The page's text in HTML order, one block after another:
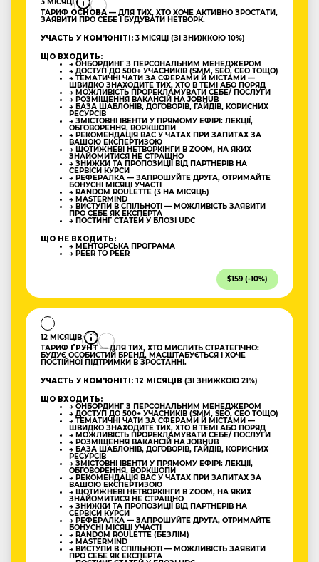
ТАРИФ ОСНОВА — ДЛЯ ТИХ, ХТО ХОЧЕ АКТИВНО ЗРОСТАТИ,
ЗАЯВИТИ ПРО СЕБЕ І БУДУВАТИ НЕТВОРК.
УЧАСТЬ У КОМʼЮНІТІ: 3 МІСЯЦІ (ЗІ ЗНИЖКОЮ 10%)
ЩО ВХОДИТЬ:
→ ОНБОРДИНГ З ПЕРСОНАЛЬНИМ МЕНЕДЖЕРОМ
→ ДОСТУП ДО 500+ УЧАСНИКІВ (SMM, SEO, CEO ТОЩО)
→ ТЕМАТИЧНІ ЧАТИ ЗА СФЕРАМИ Й МІСТАМИ —
ШВИДКО ЗНАХОДИТЕ ТИХ, ХТО В ТЕМІ АБО ПОРЯД
→ МОЖЛИВІСТЬ ПРОРЕКЛАМУВАТИ СЕБЕ/ ПОСЛУГИ
→ РОЗМІЩЕННЯ ВАКАНСІЙ НА JOBHUB
→ БАЗА ШАБЛОНІВ, ДОГОВОРІВ, ГАЙДІВ, КОРИСНИХ
РЕСУРСІВ
→ ЗМІСТОВНІ ІВЕНТИ У ПРЯМОМУ ЕФІРІ: ЛЕКЦІЇ,
ОБГОВОРЕННЯ, ВОРКШОПИ
→ РЕКОМЕНДАЦІЯ ВАС У ЧАТАХ ПРИ ЗАПИТАХ ЗА
ВАШОЮ ЕКСПЕРТИЗОЮ
→ ЩОТИЖНЕВІ НЕТВОРКІНГИ В ZOOM, НА ЯКИХ
ЗНАЙОМИТИСЯ НЕ СТРАШНО
→ ЗНИЖКИ ТА ПРОПОЗИЦІЇ ВІД ПАРТНЕРІВ НА
СЕРВІСИ КУРСИ
→ РЕФЕРАЛКА — ЗАПРОШУЙТЕ ДРУГА, ОТРИМАЙТЕ
БОНУСНІ МІСЯЦІ УЧАСТІ
→ RANDOM ROULETTE (3 НА МІСЯЦЬ)
→ MASTERMIND
→ ВИСТУПИ В СПІЛЬНОТІ — МОЖЛИВІСТЬ ЗАЯВИТИ
ПРО СЕБЕ ЯК ЕКСПЕРТА
→ ПОСТИНГ СТАТЕЙ У БЛОЗІ UDC
ЩО НЕ ВХОДИТЬ:
→ МЕНТОРСЬКА ПРОГРАМА
→ PEER TO PEER
$159 (-10%)
12 МІСЯЦІВ
ТАРИФ ҐРУНТ — ДЛЯ ТИХ, ХТО МИСЛИТЬ СТРАТЕГІЧНО:
БУДУЄ ОСОБИСТИЙ БРЕНД, МАСШТАБУЄТЬСЯ І ХОЧЕ
ПОСТІЙНОЇ ПІДТРИМКИ В ЗРОСТАННІ.
УЧАСТЬ У КОМʼЮНІТІ: 12 МІСЯЦІВ (ЗІ ЗНИЖКОЮ 21%)
ЩО ВХОДИТЬ:
→ ОНБОРДИНГ З ПЕРСОНАЛЬНИМ МЕНЕДЖЕРОМ
→ ДОСТУП ДО 500+ УЧАСНИКІВ (SMM, SEO, CEO ТОЩО)
→ ТЕМАТИЧНІ ЧАТИ ЗА СФЕРАМИ Й МІСТАМИ —
ШВИДКО ЗНАХОДИТЕ ТИХ, ХТО В ТЕМІ АБО ПОРЯД
→ МОЖЛИВІСТЬ ПРОРЕКЛАМУВАТИ СЕБЕ/ ПОСЛУГИ
→ РОЗМІЩЕННЯ ВАКАНСІЙ НА JOBHUB
→ БАЗА ШАБЛОНІВ, ДОГОВОРІВ, ГАЙДІВ, КОРИСНИХ
РЕСУРСІВ
→ ЗМІСТОВНІ ІВЕНТИ У ПРЯМОМУ ЕФІРІ: ЛЕКЦІЇ,
ОБГОВОРЕННЯ, ВОРКШОПИ
→ РЕКОМЕНДАЦІЯ ВАС У ЧАТАХ ПРИ ЗАПИТАХ ЗА
ВАШОЮ ЕКСПЕРТИЗОЮ
→ ЩОТИЖНЕВІ НЕТВОРКІНГИ В ZOOM, НА ЯКИХ
ЗНАЙОМИТИСЯ НЕ СТРАШНО
→ ЗНИЖКИ ТА ПРОПОЗИЦІЇ ВІД ПАРТНЕРІВ НА
СЕРВІСИ КУРСИ
→ РЕФЕРАЛКА — ЗАПРОШУЙТЕ ДРУГА, ОТРИМАЙТЕ
БОНУСНІ МІСЯЦІ УЧАСТІ
→ RANDOM ROULETTE (БЕЗЛІМ)
→ MASTERMIND
→ ВИСТУПИ В СПІЛЬНОТІ — МОЖЛИВІСТЬ ЗАЯВИТИ
ПРО СЕБЕ ЯК ЕКСПЕРТА